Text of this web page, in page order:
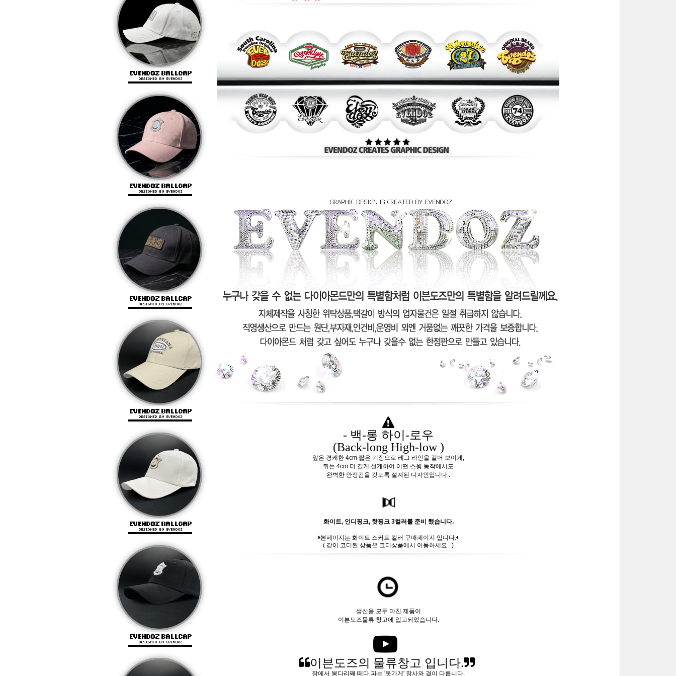
- 백-롱 하이-로우
(Back-long High-low )
앞은 경쾌한 4cm 짧은 기장으로 레그 라인을 길어 보이게,
뒤는 4cm 더 길게 설계하여 어떤 스윙 동작에서도
완벽한 안정감을 갖도록 설계된 디자인입니다..
화이트, 인디핑크, 핫핑크 3컬러를 준비 했습니다.
본페이지는 화이트 스커트 컬러 구매페이지 입니다.
( 같이 코디된 상품은 코디상품에서 이동하세요.. )
생산을 모두 마친 제품이
이븐도즈물류 창고에 입고되었습니다.
이븐도즈의 물류창고 입니다.
장에서 봉다리째 떼다 파는 '옷가게' 장사와 결이 다릅니다.